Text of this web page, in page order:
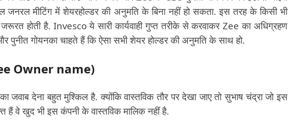
जनरल मीटिंग में शेयरहोल्डर की अनुमति के बिना नहीं हो सकता. इस तरह के किसी भी
होती है. Invesco ये सारी कार्यवाही गुप्त तरीके से करवाकर Zee का अधिग्रहण
पुनीत गोयनका चाहते हैं कि ऐसा सभी शेयर होल्डर की अनुमति के साथ हो.
Owner name)
देना बहुत मुश्किल है. क्योंकि वास्तविक तौर पर देखा जाए तो सुभाष चंद्रा जो इस
हैं वे खुद भी इस कंपनी के वास्तविक मालिक नहीं है.